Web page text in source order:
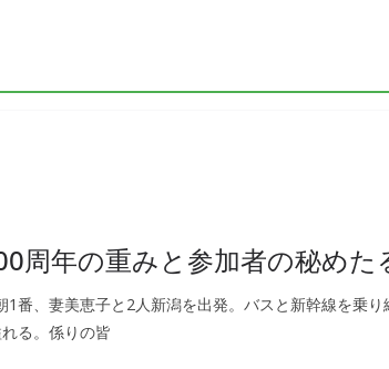
周年の重みと参加者の秘め
番、妻美恵子と2人新潟を出発。バスと新幹線を乗
る。係りの皆